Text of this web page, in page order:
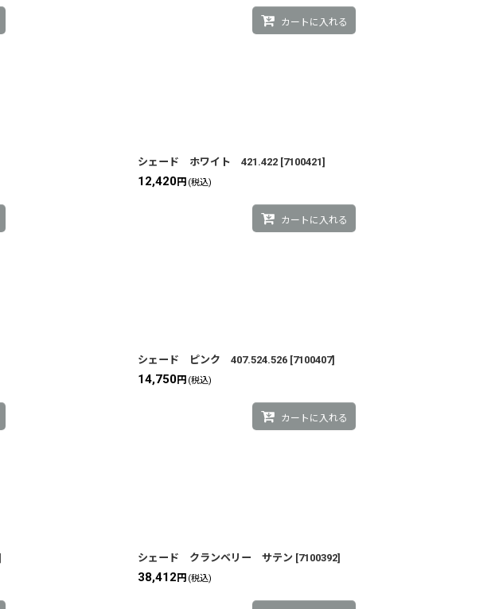
カートに入れる
シェード ホワイト 421.422 [7100421]
12,420円 (税込)
カートに入れる
シェード ピンク 407.524.526 [7100407]
14,750円 (税込)
カートに入れる
シェード クランベリー サテン [7100392]
38,412 円 (税込)